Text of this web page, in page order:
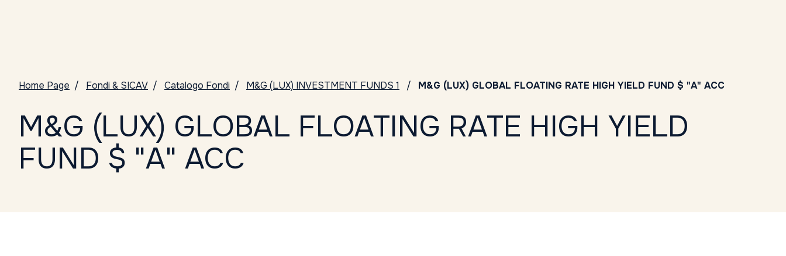
Home Page Fondi & SICAV Catalogo Fondi M&G (LUX) INVESTMENT FUNDS 1 M&G (LUX) GLOBAL FLOATING RATE HIGH YIELD FUND $ "A" ACC
M&G (LUX) GLOBAL FLOATING RATE HIGH YIELD
FUND $ "A" ACC